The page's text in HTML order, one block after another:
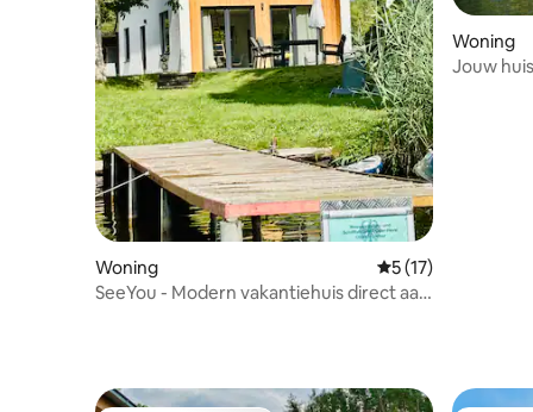
Woning Gemiddelde
5 (17)
SeeYou - Modern vakantiehuis direct aan
Woning
Jouw